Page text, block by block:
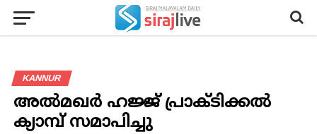
KANNUR
അല്‍മഖര്‍ ഹജ്ജ് പ്രാക്ടിക്കല്‍
ക്യാമ്പ് സമാപിച്ചു